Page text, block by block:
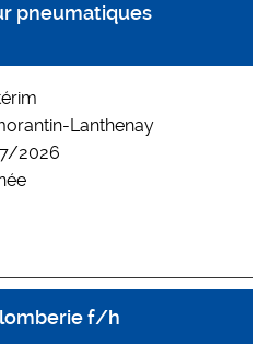
pneumatiques
Lanthenay
2026
f/h